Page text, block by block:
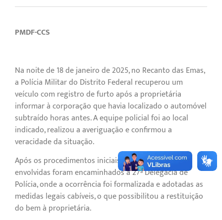
PMDF-CCS
Na noite de 18 de janeiro de 2025, no Recanto das Emas,
a Polícia Militar do Distrito Federal recuperou um
veículo com registro de furto após a proprietária
informar à corporação que havia localizado o automóvel
subtraído horas antes. A equipe policial foi ao local
indicado, realizou a averiguação e confirmou a
veracidade da situação.
Após os procedimentos iniciais, o veículo e as partes
envolvidas foram encaminhados à 27ª Delegacia de
Polícia, onde a ocorrência foi formalizada e adotadas as
medidas legais cabíveis, o que possibilitou a restituição
do bem à proprietária.